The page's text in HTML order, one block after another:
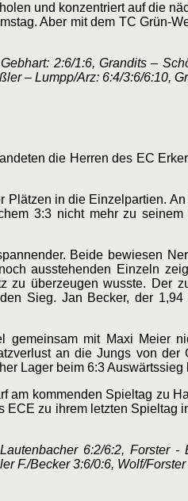
und konzentriert auf die
Aber mit dem TC Grün-
2:6/1:6, Grandits –
– Lumpp/Arz: 6:4/3:6/6:10,
die Herren des EC
Plätzen in die Einzelpartien.
3:3 nicht mehr zu
Beide bewiesen
ausstehenden Einzeln
überzeugen wusste. Der
Sieg. Jan Becker, der
mit Maxi Meier
an die Jungs von
Lager beim 6:3 Auswärtssieg
am kommenden Spieltag zu
zu ihrem letzten Spieltag
6:2/6:2, Forster
F./Becker 3:6/0:6, Wolf/